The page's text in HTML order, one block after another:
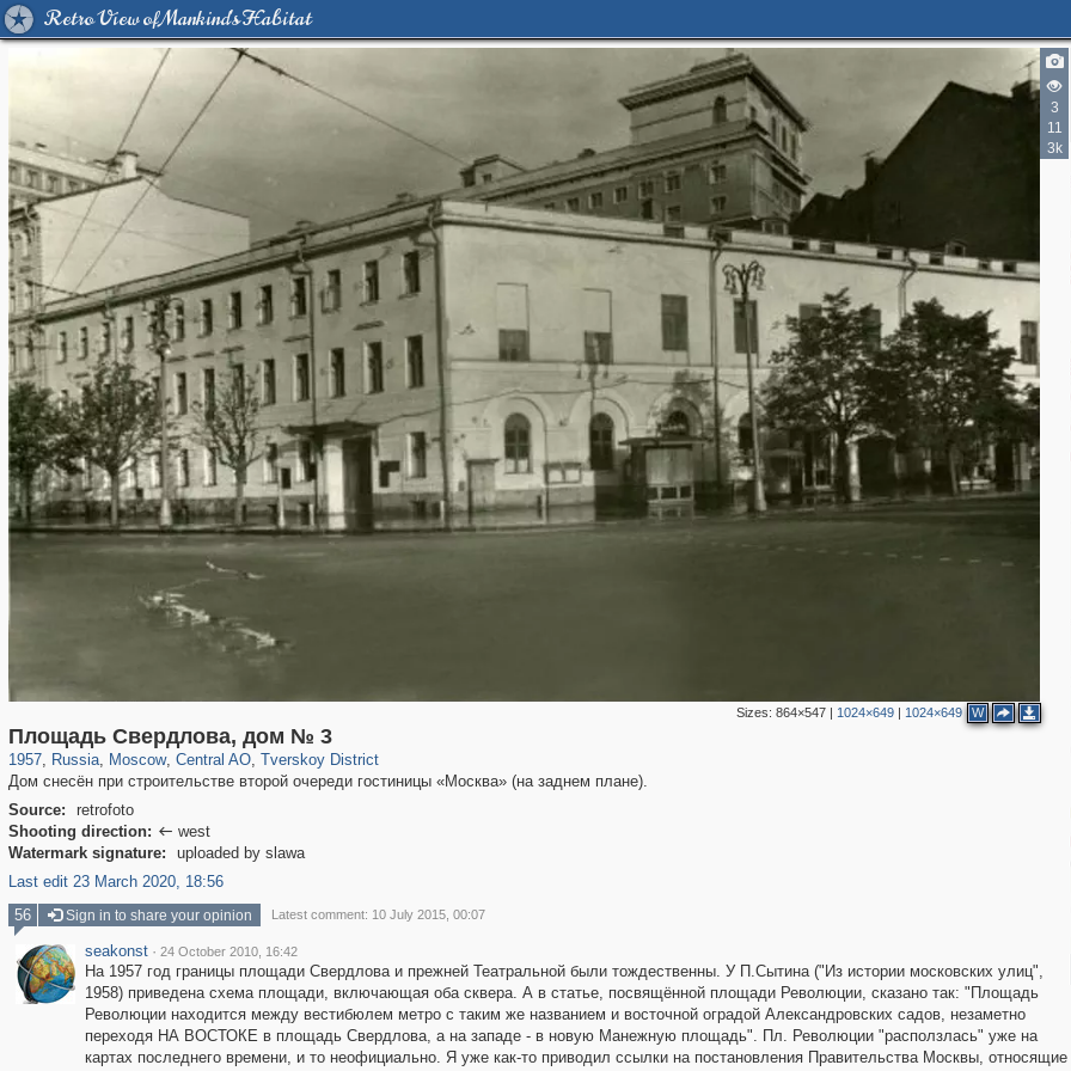
Retro View of Mankind's Habitat
3
11
3k
Sizes: 864×547| 1024×649| 1024×649 W
Площадь Свердлова, дом № 3
1957, Russia
1,406,820 29,243
, Moscow
319,864 8,286
, Central AO
160,012 5,916
, Tverskoy District
53,052 2,283
Дом снесён при строительстве второй очереди гостиницы «Москва» (на заднем плане).
Source:
retrofoto
Shooting direction:  west
Watermark signature:
uploaded by slawa
Last edit 23 March 2020, 18:56
2
14
17
3
12
17
32
26
8
2
56 Sign in to share your opinion Latest comment: 10 July 2015, 00:07
seakonst · 24 October 2010, 16:42
На 1957 год границы площади Свердлова и прежней Театральной были тождественны. У П.Сытина ("Из истории московских улиц",
1958) приведена схема площади, включающая оба сквера. А в статье, посвящённой площади Революции, сказано так: "Площадь
Революции находится между вестибюлем метро с таким же названием и восточной оградой Александровских садов, незаметно
переходя НА ВОСТОКЕ в площадь Свердлова, а на западе - в новую Манежную площадь". Пл. Революции "расползлась" уже на
картах последнего времени, и то неофициально. Я уже как-то приводил ссылки на постановления Правительства Москвы, относящие